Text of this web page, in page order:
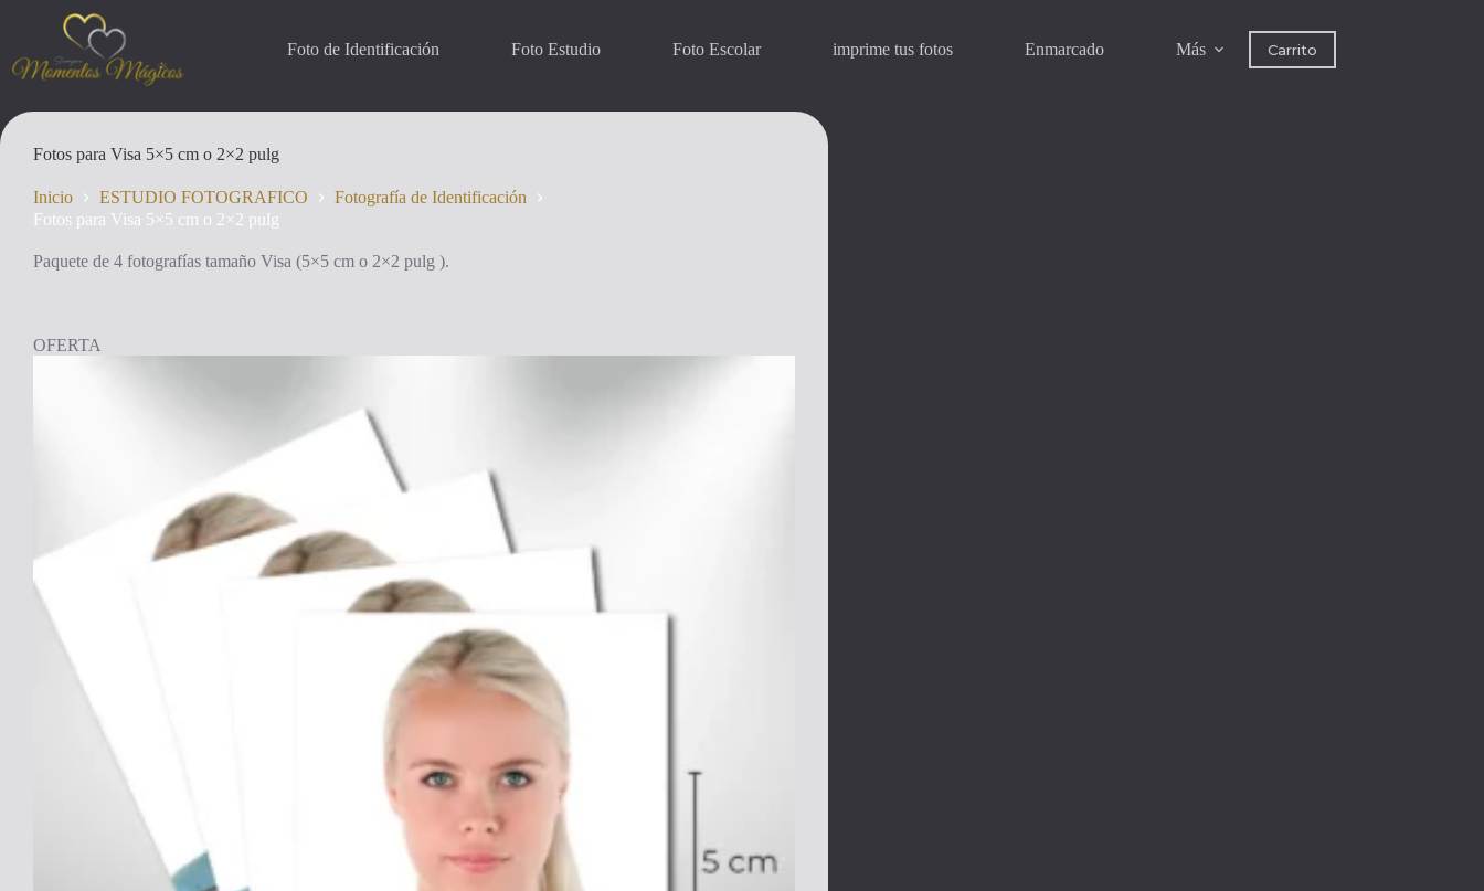
Foto de Identificación Foto Estudio Foto Escolar imprime tus fotos Enmarcado Más Carrito
Fotos para Visa 5×5 cm o 2×2 pulg
Inicio ESTUDIO FOTOGRAFICO
Fotografía de Identificación
Fotos para Visa 5×5 cm o 2×2 pulg
Paquete de 4 fotografías tamaño Visa (5×5 cm o 2×2 pulg ).
OFERTA